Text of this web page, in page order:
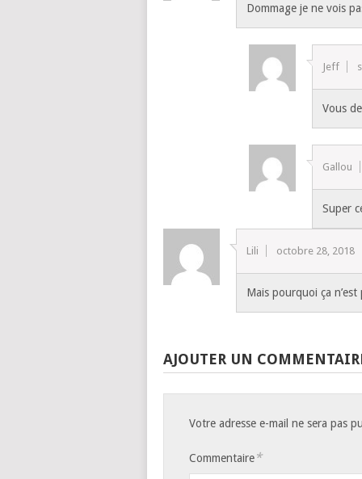
Dommage je ne vois
Jeff
Vous
Gallou
Super
Lili octobre 28, 2018
Mais pourquoi ça
AJOUTER UN
Votre adresse e-mail ne sera pas
Commentaire*